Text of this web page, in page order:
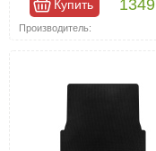
Купить 1349
Производитель: